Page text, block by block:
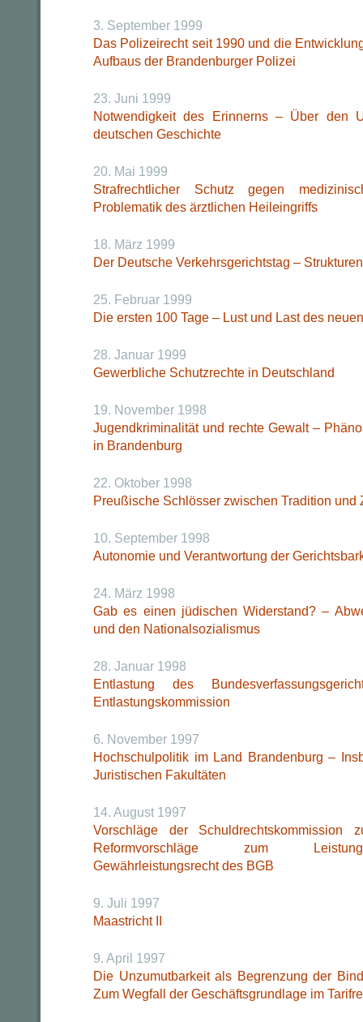
3. September 1999
Das Polizeirecht seit 1990 und die
Aufbaus der Brandenburger Polizei
23. Juni 1999
Notwendigkeit des Erinnerns – Über den
deutschen Geschichte
20. Mai 1999
Strafrechtlicher Schutz gegen
Problematik des ärztlichen Heileingriffs
18. März 1999
Der Deutsche Verkehrsgerichtstag –
25. Februar 1999
Die ersten 100 Tage – Lust und Last des
28. Januar 1999
Gewerbliche Schutzrechte in Deutschland
19. November 1998
Jugendkriminalität und rechte Gewalt –
in Brandenburg
22. Oktober 1998
Preußische Schlösser zwischen Tradition und
10. September 1998
Autonomie und Verantwortung der
24. März 1998
Gab es einen jüdischen Widerstand? –
und den Nationalsozialismus
28. Januar 1998
Entlastung des
Entlastungskommission
6. November 1997
Hochschulpolitik im Land Brandenburg –
Juristischen Fakultäten
14. August 1997
Vorschläge der
Reformvorschläge zum
Gewährleistungsrecht des BGB
9. Juli 1997
Maastricht II
9. April 1997
Die Unzumutbarkeit als Begrenzung der
Zum Wegfall der Geschäftsgrundlage im